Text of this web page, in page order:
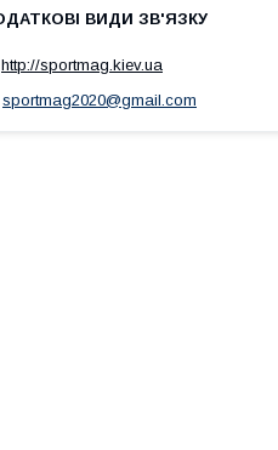
http://sportmag.kiev.ua
sportmag2020@gmail.com